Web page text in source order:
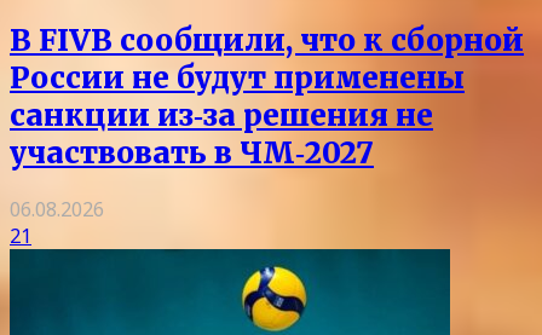
В FIVB сообщили, что к сборной
России не будут применены
санкции из‑за решения не
участвовать в ЧМ‑2027
06.08.2026
21